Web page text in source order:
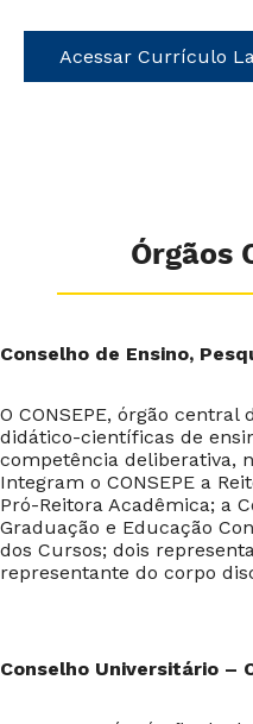
Acessar Currículo
Órgãos
Conselho de Ensino,
O CONSEPE, órgão
didático-científicas de
competência deliberativa,
Integram o CONSEPE a
Pró-Reitora Acadêmica; a
Graduação e Educação
dos Cursos; dois
representante do corpo
Conselho Universitário –